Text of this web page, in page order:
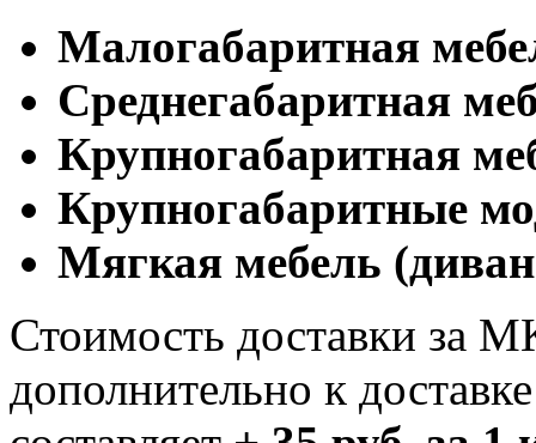
Малогабаритная
Cреднегабаритная
Крупногабаритная
Крупногабаритные
Мягкая мебель
Стоимость доставки за
дополнительно к